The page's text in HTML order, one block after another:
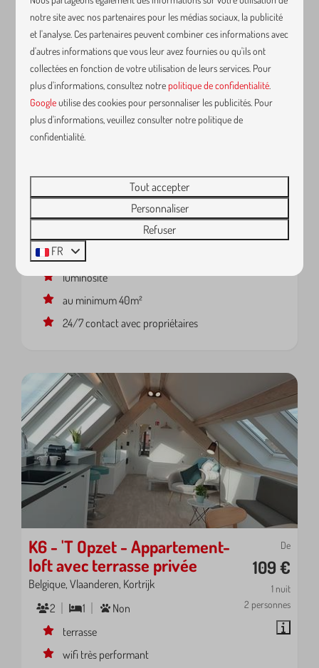
K6 - Tartuffe - Appartement
avec chambre séparée et
Belgique, Vlaanderen, Kortrijk
wifi très performant
luminosité
au minimum 40m²
24/7 contact avec propriétaires
De
109 €
1 nuit
2 personnes
K6 - 'T Opzet - Appartement-
loft avec terrasse privée
Belgique, Vlaanderen, Kortrijk
2
1
Non
terrasse
wifi très performant
notre site avec nos partenaires pour les médias sociaux, la publicité
et l'analyse. Ces partenaires peuvent combiner ces informations avec
d'autres informations que vous leur avez fournies ou qu'ils ont
collectées en fonction de votre utilisation de leurs services. Pour
plus d'informations, consultez notrepolitique de confidentialité
Googleutilise des cookies pour personnaliser les publicités. Pour
plus d'informations, veuillez consulter notre politique de
confidentialité.
Tout accepter
Personnaliser
Refuser
FR